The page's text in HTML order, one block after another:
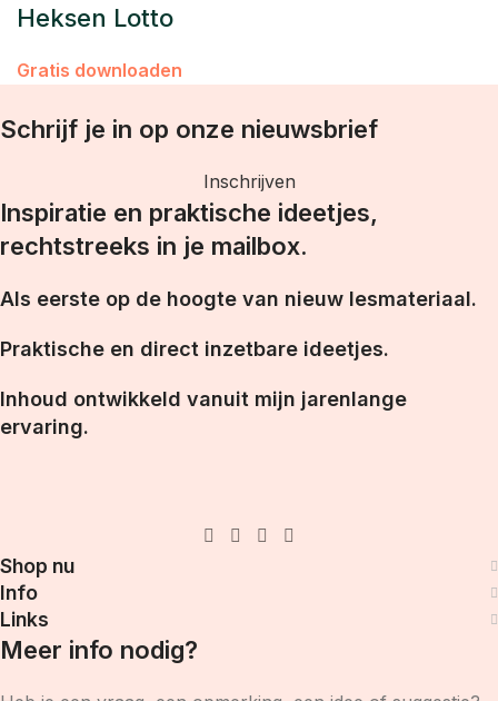
Heksen Lotto
Gratis downloaden
Schrijf je in op onze nieuwsbrief
Inschrijven
Inspiratie en praktische ideetjes,
rechtstreeks in je mailbox.
Als eerste op de hoogte van nieuw lesmateriaal.
Praktische en direct inzetbare ideetjes.
Inhoud ontwikkeld vanuit mijn jarenlange
ervaring.
Shop nu
Info
Links
Meer info nodig?